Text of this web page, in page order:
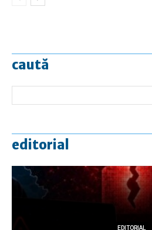
caută
editorial
EDITORIAL
EDITORIAL
EDITORIAL